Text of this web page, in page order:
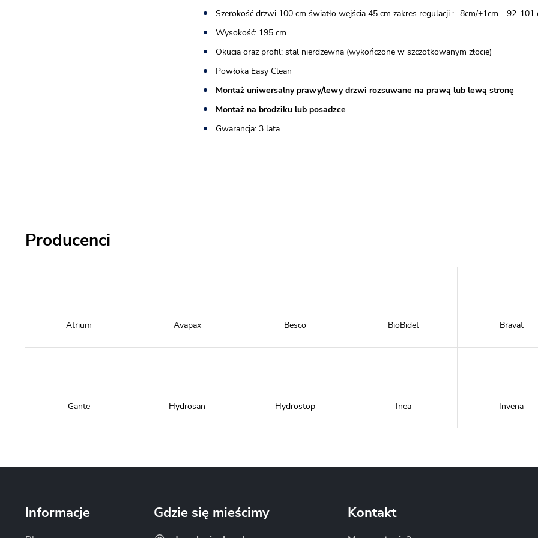
Szerokość drzwi 100 cm światło wejścia 45 cm zakres regulacji : -8cm/+1cm - 92-101
Wysokość: 195 cm
Okucia oraz profil: stal nierdzewna (wykończone w szczotkowanym złocie)
Powłoka Easy Clean
Montaż uniwersalny prawy/lewy drzwi rozsuwane na prawą lub lewą stronę
Montaż na brodziku lub posadzce
Gwarancja: 3 lata
Producenci
Atrium Avapax Besco BioBidet Bravat
Gante Hydrosan Hydrostop Inea Invena
Informacje Gdzie się mieścimy Kontakt